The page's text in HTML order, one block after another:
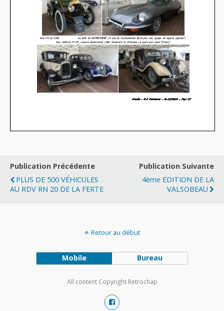
Publication Précédente
PLUS DE 500 VÉHICULES
AU RDV RN 20 DE LA FERTE
Publication Suivante
4ème EDITION DE LA
VALSOBEAU
Retour au début
Mobile Bureau
All content Copyright Retrochap